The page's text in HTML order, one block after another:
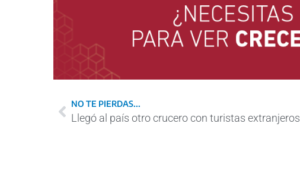
NO TE PIERDAS...
Llegó al país otro crucero con turistas extranjeros